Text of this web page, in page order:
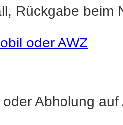
Rückgabe beim
oder AWZ
Abholung